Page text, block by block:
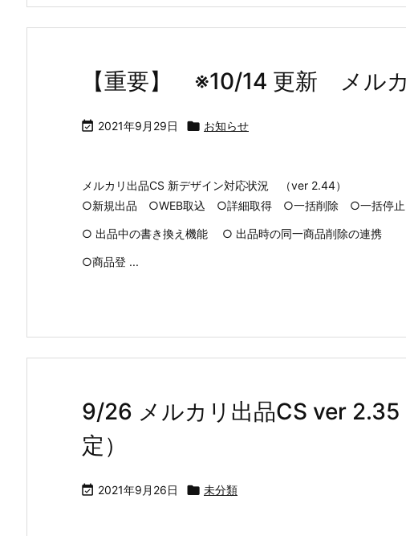
【重要】 ※10/14 更新 メル
 2021年9月29日  お知らせ
メルカリ出品CS 新デザイン対応状況 （ver 2.44）
○新規出品 ○WEB取込 ○詳細取得 ○一括削除 ○一括停
○ 出品中の書き換え機能 ○ 出品時の同一商品削除の連携
○商品登 ...
9/26 メルカリ出品CS ver
定）
 2021年9月26日  未分類